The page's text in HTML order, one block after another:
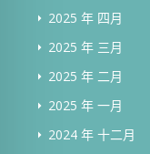
2025 年 四月
2025 年 三月
2025 年 二月
2025 年 一月
2024 年 十二月